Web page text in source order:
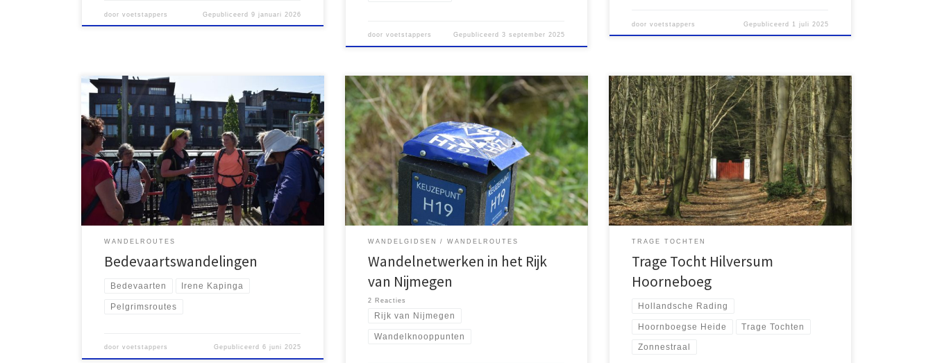
doorvoetstappers Gepubliceerd 9 januari 2026
doorvoetstappers Gepubliceerd 3 september 2025
doorvoetstappers Gepubliceerd 1 juli 2025
Eéndaagse pelgrimsroutes door het hele land Op 31
juli 2024 overleed Irene Kapinga op 59-jarige leeftijd.
Ze had ALS, waardoor ze de laatste jaren niet meer in
staat was om wandelgroepen te begeleiden;
hoogstens op afstand nog te organiseren. Voor haar
man en twee kinderen is het een zwaar verlies; […]
WANDELROUTES
Bedevaartswandelingen
Bedevaarten Irene Kapinga
Pelgrimsroutes
doorvoetstappers Gepubliceerd 6 juni 2025
Drie jaar geleden begon ik aan een wandelgids voor
het Rijk van Nijmegen, maar het ontbrekende
knooppuntennetwerk hinderde de voortgang. Nu,
begin 2025, is het netwerk klaar en heb ik zestien
routes ontworpen. Ondanks de vernieuwing van de
bewegwijzering, lijkt de samenwerking met
bestaande systemen niet optimaal en blijft
verbetering nodig.
WANDELGIDSEN WANDELROUTES
Wandelnetwerken in het Rijk
van Nijmegen
2 Reacties
Rijk van Nijmegen
Wandelknooppunten
Twee jaar na een wandeling van station Hollandsche
Rading naar sanatorium Zonnestraal, besloot ik
opnieuw met mijn zoon Lucas de Trage Tocht
Hilversum Hoorneboeg te verkennen. We reisden via
Hilversum met enkele oponthouds. De route kende ik
al goed, waardoor deze minder verrassend was dan
eerdere wandelingen.
TRAGE TOCHTEN
Trage Tocht Hilversum
Hoorneboeg
Hollandsche Rading
Hoornboegse Heide Trage Tochten
Zonnestraal